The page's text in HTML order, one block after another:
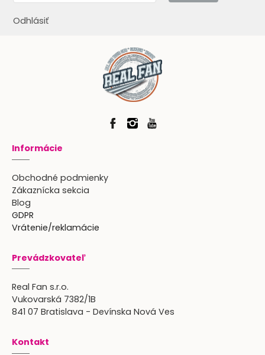
Odhlásiť
Informácie
Obchodné podmienky
Zákaznícka sekcia
Blog
GDPR
Vrátenie/reklamácie
Prevádzkovateľ
Real Fan s.r.o.
Vukovarská 7382/1B
841 07 Bratislava - Devínska Nová Ves
Kontakt